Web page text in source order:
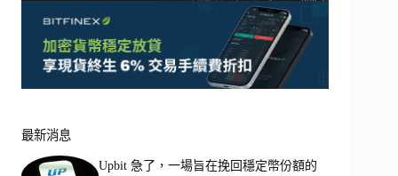
最新消息
Upbit 急了，一場旨在挽回穩定幣份額的